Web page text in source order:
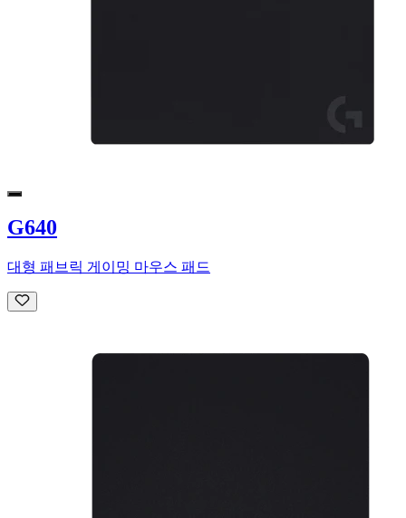
G640
대형 패브릭 게이밍 마우스 패드